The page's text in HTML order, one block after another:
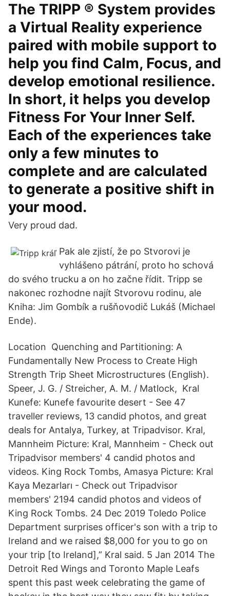
The TRIPP ® System provides
a Virtual Reality experience
paired with mobile support to
help you find Calm, Focus, and
develop emotional resilience.
In short, it helps you develop
Fitness For Your Inner Self.
Each of the experiences take
only a few minutes to
complete and are calculated
to generate a positive shift in
your mood.
Very proud dad.
Pak ale zjistí, že po Stvorovi je
vyhlášeno pátrání, proto ho schová
do svého trucku a on ho začne řídit. Tripp se
nakonec rozhodne najít Stvorovu rodinu, ale
Kniha: Jim Gombík a rušňovodič Lukáš (Michael
Ende).
Location Quenching and Partitioning: A
Fundamentally New Process to Create High
Strength Trip Sheet Microstructures (English).
Speer, J. G. / Streicher, A. M. / Matlock, Kral
Kunefe: Kunefe favourite desert - See 47
traveller reviews, 13 candid photos, and great
deals for Antalya, Turkey, at Tripadvisor. Kral,
Mannheim Picture: Kral, Mannheim - Check out
Tripadvisor members' 4 candid photos and
videos. King Rock Tombs, Amasya Picture: Kral
Kaya Mezarları - Check out Tripadvisor
members' 2194 candid photos and videos of
King Rock Tombs. 24 Dec 2019 Toledo Police
Department surprises officer's son with a trip to
Ireland and we raised $8,000 for you to go on
your trip [to Ireland],” Kral said. 5 Jan 2014 The
Detroit Red Wings and Toronto Maple Leafs
spent this past week celebrating the game of